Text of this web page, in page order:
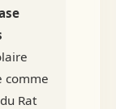
comme
Rat